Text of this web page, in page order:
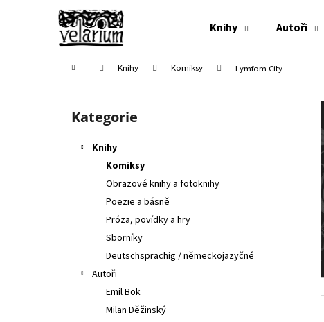
Knihy Autoři
Domů Knihy Komiksy Lymfom City
Přeskočit
kategorie
Kategorie
Knihy
Komiksy
Obrazové knihy a fotoknihy
Poezie a básně
Próza, povídky a hry
Sborníky
Deutschsprachig / německojazyčné
Autoři
Emil Bok
Milan Děžinský
Zpět
Zpět